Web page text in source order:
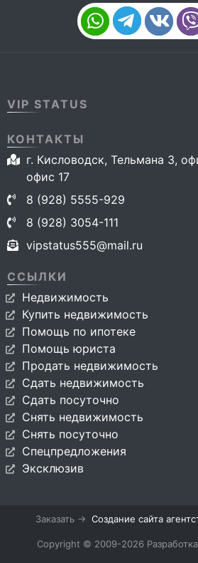
VIP STATUS
КОНТАКТЫ
г. Кисловодск, Тельмана 3,
офис 17
8 (928) 5555-929
8 (928) 3054-111
vipstatus555@mail.ru
ССЫЛКИ
Недвижимость
Купить недвижимость
Помощь по ипотеке
Помощь юриста
Продать недвижимость
Сдать недвижимость
Сдать посуточно
Снять недвижимость
Снять посуточно
Спецпредложения
Эксклюзив
Заказать → Создание сайта
Copyright © 2009-2026